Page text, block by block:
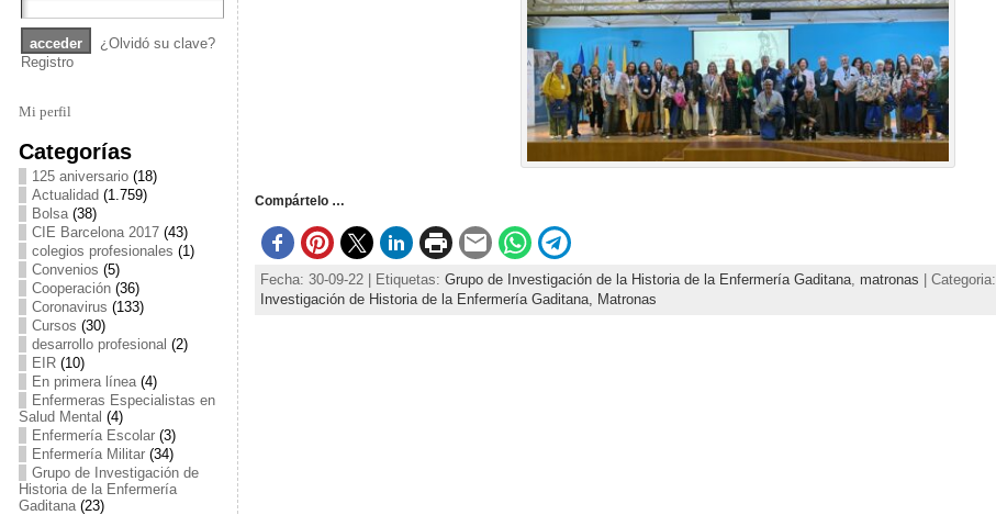
¿Olvidó su clave?
Registro
Mi perfil
Categorías
125 aniversario(18)
Actualidad (1.759)
Bolsa(38)
CIE Barcelona 2017(43)
colegios profesionales (1)
Convenios (5)
Cooperación(36)
Coronavirus (133)
Cursos (30)
desarrollo profesional (2)
EIR(10)
En primera línea(4)
Enfermeras Especialistas en
Salud Mental (4)
Enfermería Escolar(3)
Enfermería Militar(34)
Grupo de Investigación de
Historia de la Enfermería
Gaditana(23)
Compártelo …
Fecha: 30-09-22 | Etiquetas: Grupo de Investigación de la Historia de la Enfermería Gaditana, matronas | Categoria:
Investigación de Historia de la Enfermería Gaditana, Matronas